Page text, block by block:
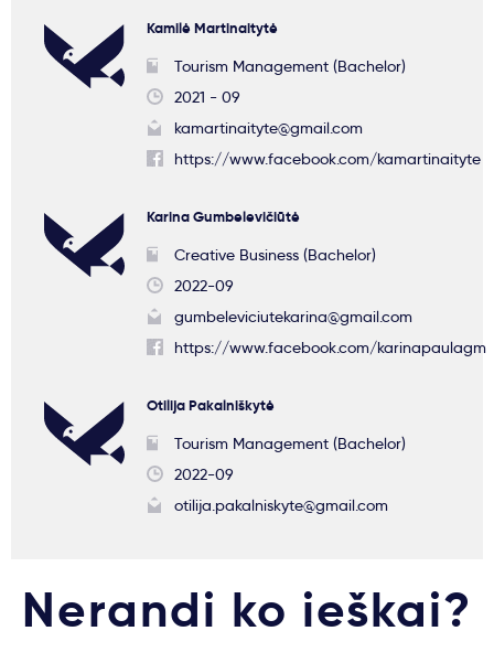
Kamilė Martinaitytė
Tourism Management (Bachelor)
2021 - 09
kamartinaityte@gmail.com
https://www.facebook.com/kamartinaityte
Karina Gumbelevičiūtė
Creative Business (Bachelor)
2022-09
gumbeleviciutekarina@gmail.com
https://www.facebook.com/karinapaulagm
Otilija Pakalniškytė
Tourism Management (Bachelor)
2022-09
otilija.pakalniskyte@gmail.com
Nerandi ko ieškai?